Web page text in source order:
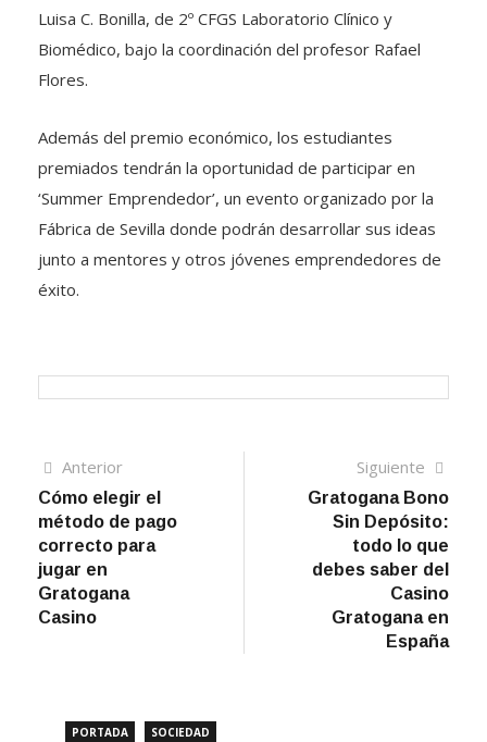
Luisa C. Bonilla, de 2º CFGS Laboratorio Clínico y
Biomédico, bajo la coordinación del profesor Rafael
Flores.
Además del premio económico, los estudiantes
premiados tendrán la oportunidad de participar en
‘Summer Emprendedor’, un evento organizado por la
Fábrica de Sevilla donde podrán desarrollar sus ideas
junto a mentores y otros jóvenes emprendedores de
éxito.
Navegación
de
entradas
AnteriorArtículo
anterior
Cómo elegir el
método de pago
correcto para
jugar en
Gratogana
Casino
Siguiente
Gratogana Bono
Sin Depósito:
todo lo que
debes saber del
Casino
Gratogana en
España
PORTADA SOCIEDAD